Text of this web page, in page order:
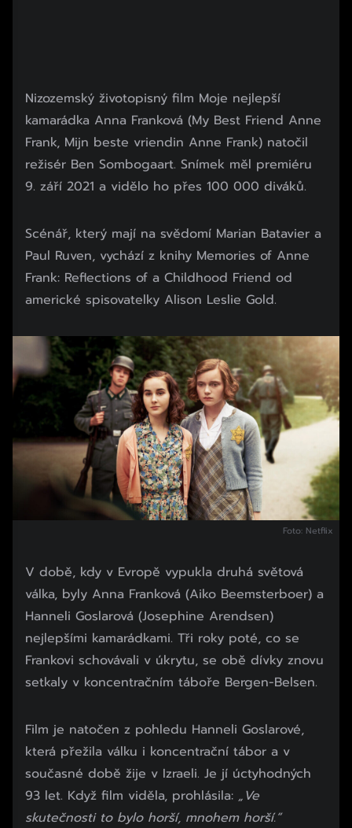
Nizozemský životopisný film Moje nejlepší
kamarádka Anna Franková (My Best Friend Anne
Frank, Mijn beste vriendin Anne Frank) natočil
režisér Ben Sombogaart. Snímek měl premiéru
9. září 2021 a vidělo ho přes 100 000 diváků.
Scénář, který mají na svědomí Marian Batavier a
Paul Ruven, vychází z knihy Memories of Anne
Frank: Reflections of a Childhood Friend od
americké spisovatelky Alison Leslie Gold.
Foto: Netflix
V době, kdy v Evropě vypukla druhá světová
válka, byly Anna Franková (Aiko Beemsterboer) a
Hanneli Goslarová (Josephine Arendsen)
nejlepšími kamarádkami. Tři roky poté, co se
Frankovi schovávali v úkrytu, se obě dívky znovu
setkaly v koncentračním táboře Bergen-Belsen.
Začátek reklamy
Konec reklamy
Film je natočen z pohledu Hanneli Goslarové,
která přežila válku i koncentrační tábor a v
současné době žije v Izraeli. Je jí úctyhodných
93 let. Když film viděla, prohlásila: „Ve
skutečnosti to bylo horší, mnohem horší.“